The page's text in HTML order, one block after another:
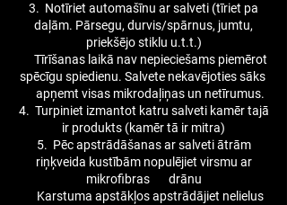
3. Notīriet automašīnu ar salveti (tīriet pa
daļām. Pārsegu, durvis/spārnus, jumtu,
priekšējo stiklu u.t.t.)
Tīrīšanas laikā nav nepieciešams piemērot
spēcīgu spiedienu. Salvete nekavējoties sāks
apņemt visas mikrodaļiņas un netīrumus.
4. Turpiniet izmantot katru salveti kamēr tajā
ir produkts (kamēr tā ir mitra)
5. Pēc apstrādāšanas ar salveti ātrām
riņķveida kustībām nopulējiet virsmu ar
mikrofibras drānu
Karstuma apstākļos apstrādājiet nelielus